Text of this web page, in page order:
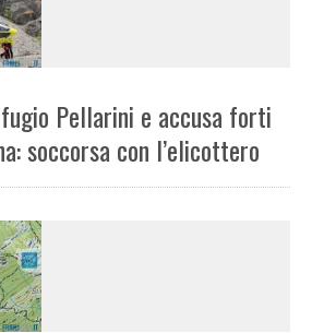
Pellarini e accusa forti
soccorsa con l’elicottero